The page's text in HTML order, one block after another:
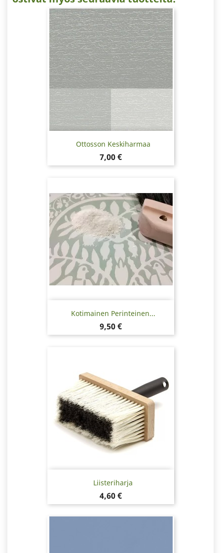
Ottosson Keskiharmaa
Hinta
7,00 €
Kotimainen Perinteinen...
Hinta
9,50 €
Liisteriharja
Hinta
4,60 €